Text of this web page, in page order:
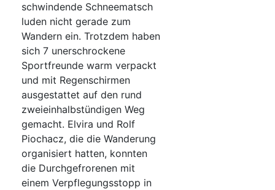
schwindende Schneematsch
luden nicht gerade zum
Wandern ein. Trotzdem haben
sich 7 unerschrockene
Sportfreunde warm verpackt
und mit Regenschirmen
ausgestattet auf den rund
zweieinhalbstündigen Weg
gemacht. Elvira und Rolf
Piochacz, die die Wanderung
organisiert hatten, konnten
die Durchgefrorenen mit
einem Verpflegungsstopp in